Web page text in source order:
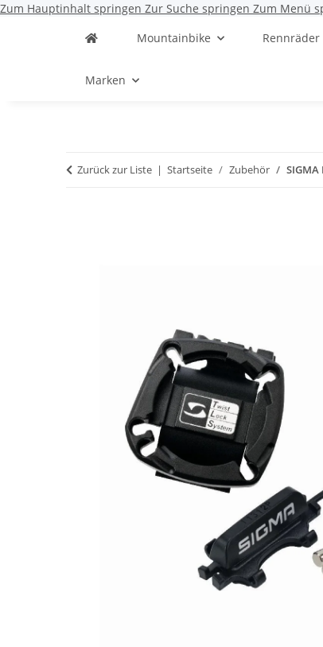
Zum Hauptinhalt springen Zur Suche springen Zum Menü
Mountainbike
Marken
Zurück zur Liste Startseite Zubehör